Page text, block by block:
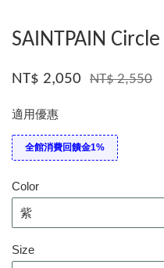
SAINTPAIN
NT$ 2,050 NT$ 2,550
適用優惠
全館消費回饋金1%
Color
Size